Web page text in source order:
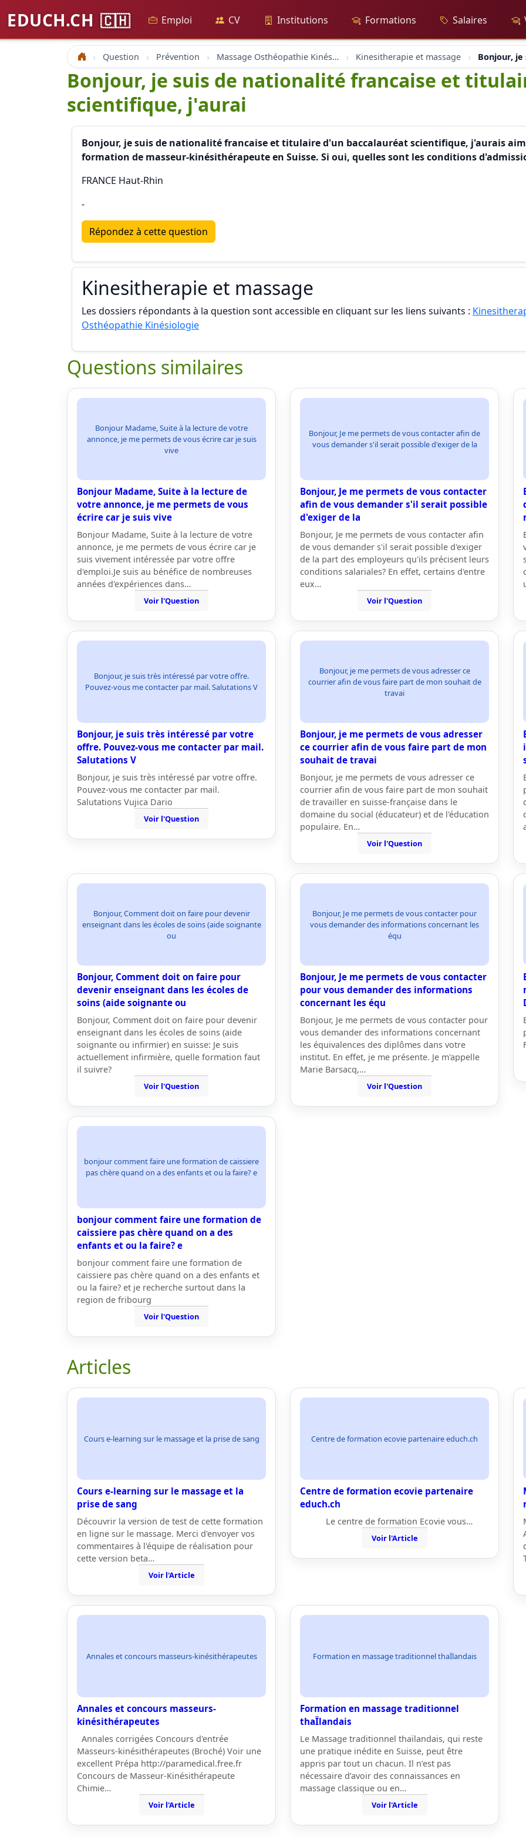
EDUCH.CH 🇨🇭 Emploi CV Institutions Formations Salaires
Accueil Question Prévention Massage Osthéopathie Kinésiologie Kinesitherapie et massage Bonjour,
Bonjour, je suis de nationalité francaise et
scientifique, j'aurai
Bonjour, je suis de nationalité francaise et titulaire d'un baccalauréat scientifique, j'aurais
formation de masseur-kinésithérapeute en Suisse. Si oui, quelles sont les conditions
FRANCE Haut-Rhin
-
Répondez à cette question
Kinesitherapie et massage
Les dossiers répondants à la question sont accessible en cliquant sur les liens suivants :
Osthéopathie Kinésiologie
Questions similaires
Bonjour Madame, Suite à la lecture de votre
annonce, je me permets de vous écrire car je suis
vive
Bonjour Madame, Suite à la lecture de
votre annonce, je me permets de vous
écrire car je suis vive
Bonjour Madame, Suite à la lecture de votre
annonce, je me permets de vous écrire car je
suis vivement intéressée par votre offre
d'emploi.Je suis au bénéfice de nombreuses
années d'expériences dans…
Voir l'Question
Bonjour, Je me permets de vous contacter afin de
vous demander s'il serait possible d'exiger de la
Bonjour, Je me permets de vous contacter
afin de vous demander s'il serait possible
d'exiger de la
Bonjour, Je me permets de vous contacter afin
de vous demander s'il serait possible d'exiger
de la part des employeurs qu'ils précisent leurs
conditions salariales? En effet, certains d'entre
eux…
Voir l'Question
Bonjour, je suis très intéressé par votre offre.
Pouvez-vous me contacter par mail. Salutations V
Bonjour, je suis très intéressé par votre
offre. Pouvez-vous me contacter par mail.
Salutations V
Bonjour, je suis très intéressé par votre offre.
Pouvez-vous me contacter par mail.
Salutations Vujica Dario
Voir l'Question
Bonjour, je me permets de vous adresser ce
courrier afin de vous faire part de mon souhait de
travai
Bonjour, je me permets de vous adresser
ce courrier afin de vous faire part de mon
souhait de travai
Bonjour, je me permets de vous adresser ce
courrier afin de vous faire part de mon souhait
de travailler en suisse-française dans le
domaine du social (éducateur) et de l'éducation
populaire. En…
Voir l'Question
Bonjour, Comment doit on faire pour devenir
enseignant dans les écoles de soins (aide soignante
ou
Bonjour, Comment doit on faire pour
devenir enseignant dans les écoles de
soins (aide soignante ou
Bonjour, Comment doit on faire pour devenir
enseignant dans les écoles de soins (aide
soignante ou infirmier) en suisse: Je suis
actuellement infirmière, quelle formation faut
il suivre?
Voir l'Question
Bonjour, Je me permets de vous contacter pour
vous demander des informations concernant les
équ
Bonjour, Je me permets de vous contacter
pour vous demander des informations
concernant les équ
Bonjour, Je me permets de vous contacter pour
vous demander des informations concernant
les équivalences des diplômes dans votre
institut. En effet, je me présente. Je m'appelle
Marie Barsacq,…
Voir l'Question
bonjour comment faire une formation de caissiere
pas chère quand on a des enfants et ou la faire? e
bonjour comment faire une formation de
caissiere pas chère quand on a des
enfants et ou la faire? e
bonjour comment faire une formation de
caissiere pas chère quand on a des enfants et
ou la faire? et je recherche surtout dans la
region de fribourg
Voir l'Question
Articles
Cours e-learning sur le massage et la prise de sang
Cours e-learning sur le massage et la
prise de sang
Découvrir la version de test de cette formation
en ligne sur le massage. Merci d'envoyer vos
commentaires à l'équipe de réalisation pour
cette version beta…
Voir l'Article
Centre de formation ecovie partenaire educh.ch
Centre de formation ecovie partenaire
educh.ch
Le centre de formation Ecovie vous…
Voir l'Article
Annales et concours masseurs-kinésithérapeutes
Annales et concours masseurs-
kinésithérapeutes
Annales corrigées Concours d'entrée
Masseurs-kinésithérapeutes (Broché) Voir une
excellent Prépa http://paramedical.free.fr
Concours de Masseur-Kinésithérapeute
Chimie…
Voir l'Article
Formation en massage traditionnel thaÏlandais
Formation en massage traditionnel
thaÏlandais
Le Massage traditionnel thaïlandais, qui reste
une pratique inédite en Suisse, peut être
appris par tout un chacun. Il n’est pas
nécessaire d’avoir des connaissances en
massage classique ou en…
Voir l'Article